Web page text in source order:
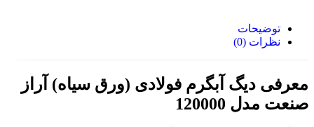
توضیحات
نظرات (0)
معرفی دیگ آبگرم فولادی (ورق سیاه) آراز
صنعت مدل 120000